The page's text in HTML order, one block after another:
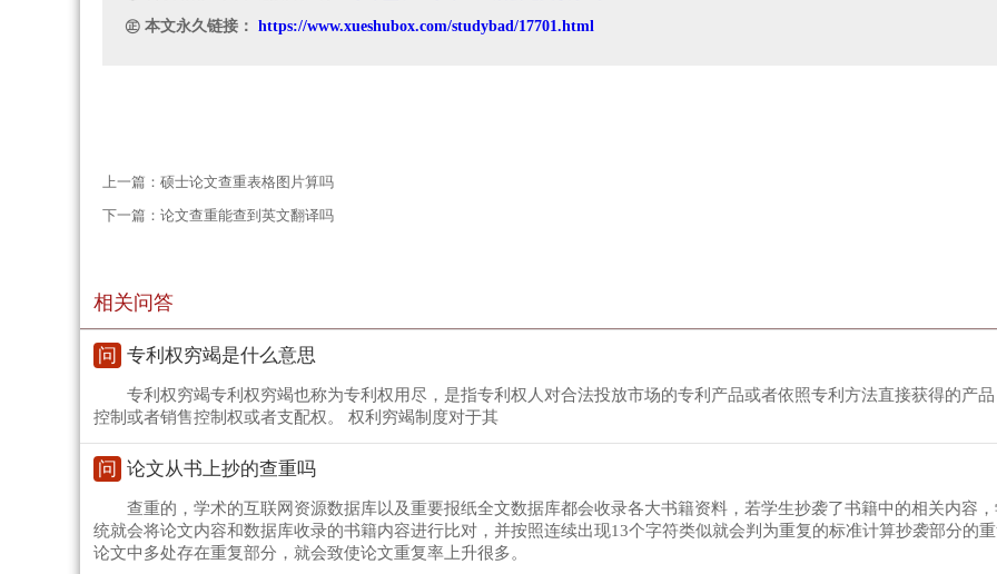
㊣ 本文永久链接： https://www.xueshubox.com/studybad/17701.html
上一篇： 硕士论文查重表格图片算吗
下一篇： 论文查重能查到英文翻译吗
相关问答
问 专利权穷竭是什么意思
专利权穷竭专利权穷竭也称为专利权用尽，是指专利权人对合法投放市场的专利产品或者依照专利方法直接获得的产
控制或者销售控制权或者支配权。 权利穷竭制度对于其
问 论文从书上抄的查重吗
查重的，学术的互联网资源数据库以及重要报纸全文数据库都会收录各大书籍资料，若学生抄袭了书籍中的相关内容
统就会将论文内容和数据库收录的书籍内容进行比对，并按照连续出现13个字符类似就会判为重复的标准计算抄袭部分的
论文中多处存在重复部分，就会致使论文重复率上升很多。